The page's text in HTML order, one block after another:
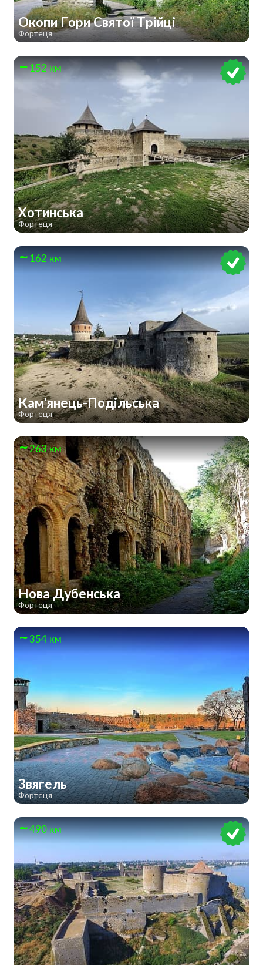
Окопи Гори Святої Трійці
Фортеця
152 км
Хотинська
Фортеця
162 км
Кам'янець-Подільська
Фортеця
263 км
Нова Дубенська
Фортеця
354 км
Звягель
Фортеця
490 км